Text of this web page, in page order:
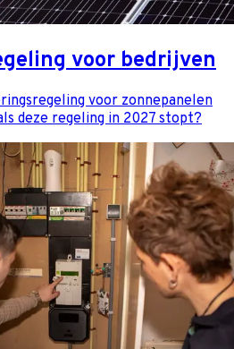
voor bedrijven
voor zonnepanelen
deze regeling in 2027 stopt?